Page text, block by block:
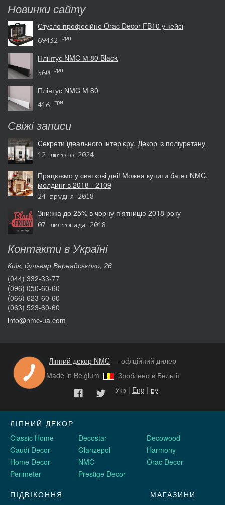
Новинки сайту
Стусло професійне Orac Decor FB10 у кейсі
69432 грн
Плінтус NMC М 80 Black
560 грн
Плінтус NMC М 80
416 грн
Свіжі записи
Секрети ідеального інтер'єру. Декор із поліуретану
12 лютого 2024
Працюємо у святкові дні! Можна купити багет NMC,
молдинг в 2018 - 2109
24 грудня 2018
Знижка до 25% в чорну п'ятницю 2018 року
07 листопада 2018
Контакти в Україні
Київ, бульвар Вернадського, 26
(044) 332-33-77
(096) 050-60-60
(066) 623-60-60
(063) 523-60-60
info@nmc-ua.com
Ліпний декор NMC — офіційний дилер
Made in Belgium
Зроблено в Бельгії
Укр | Eng | ру
ЛІПНИЙ ДЕКОР
Classic Home
Decostar
Decowood
Gaudi Decor
Glanzepol
Harmony
Home Decor
NMC
Orac Decor
Perimeter
Prestige Decor
ПІДВІКОННЯ
МАГАЗИНИ